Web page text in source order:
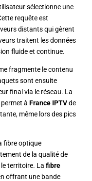
sélectionne une
requête est
distants qui gèrent
traitent les données
fluide et continue.
fragmente le contenu
sont ensuite
final via le réseau. La
à France IPTVde
même lors des pics
fibre optique
de la qualité de
territoire. La fibre
offrant une bande